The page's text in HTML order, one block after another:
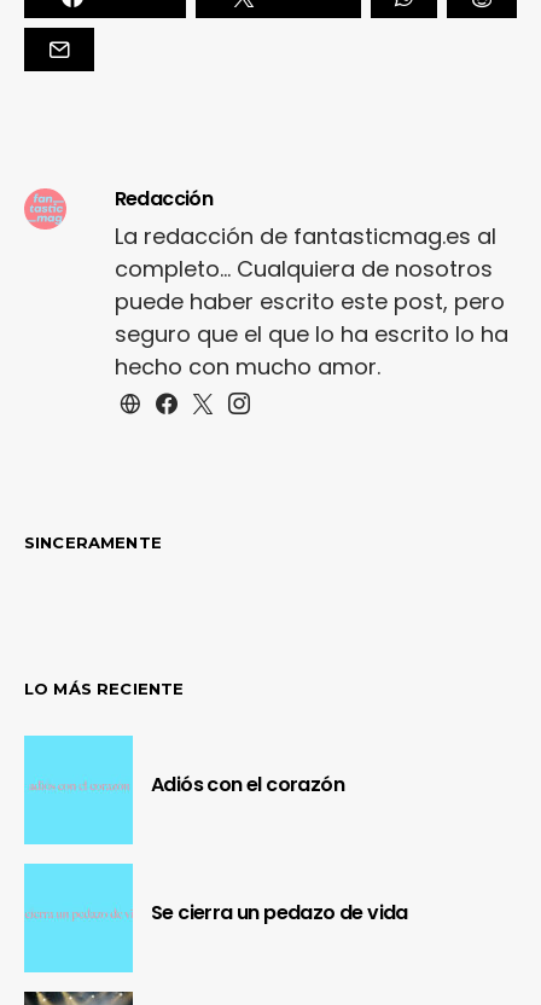
Redacción
La redacción de fantasticmag.es al
completo... Cualquiera de nosotros
puede haber escrito este post, pero
seguro que el que lo ha escrito lo ha
hecho con mucho amor.
SINCERAMENTE
LO MÁS RECIENTE
Adiós con el corazón
Se cierra un pedazo de vida